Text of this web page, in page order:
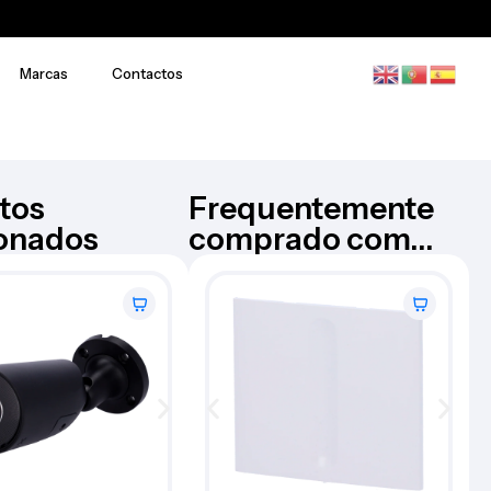
Marcas Contactos
Frequentemente
comprado com...